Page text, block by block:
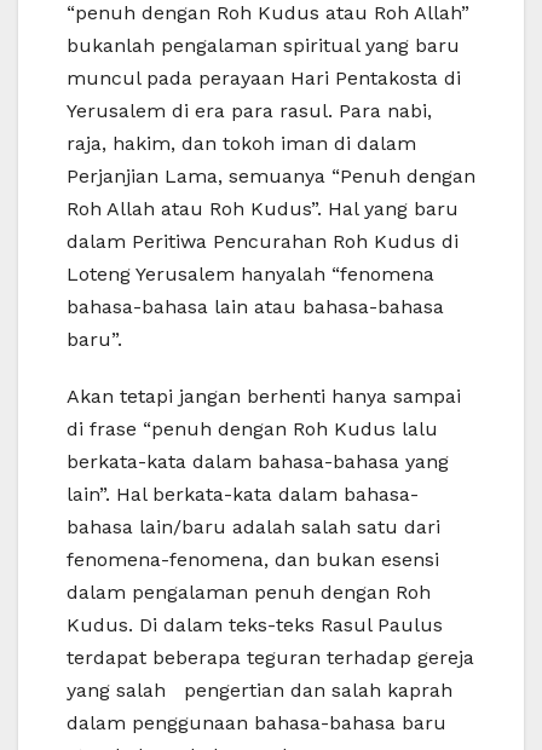
“penuh dengan Roh Kudus atau Roh Allah”
bukanlah pengalaman spiritual yang baru
muncul pada perayaan Hari Pentakosta di
Yerusalem di era para rasul. Para nabi,
raja, hakim, dan tokoh iman di dalam
Perjanjian Lama, semuanya “Penuh dengan
Roh Allah atau Roh Kudus”. Hal yang baru
dalam Peritiwa Pencurahan Roh Kudus di
Loteng Yerusalem hanyalah “fenomena
bahasa-bahasa lain atau bahasa-bahasa
baru”.
Akan tetapi jangan berhenti hanya sampai
di frase “penuh dengan Roh Kudus lalu
berkata-kata dalam bahasa-bahasa yang
lain”. Hal berkata-kata dalam bahasa-
bahasa lain/baru adalah salah satu dari
fenomena-fenomena, dan bukan esensi
dalam pengalaman penuh dengan Roh
Kudus. Di dalam teks-teks Rasul Paulus
terdapat beberapa teguran terhadap gereja
yang salah pengertian dan salah kaprah
dalam penggunaan bahasa-bahasa baru